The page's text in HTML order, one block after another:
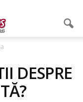
DESPRE